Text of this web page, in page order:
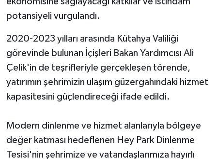
potansiyeli vurgulandı.
2020-2023 yılları arasında Kütahya Valiliği
görevinde bulunan İçişleri Bakan Yardımcısı Ali
Çelik'in de teşrifleriyle gerçekleşen törende,
yatırımın şehrimizin ulaşım güzergahındaki hizmet
kapasitesini güçlendireceği ifade edildi.
Modern dinlenme ve hizmet alanlarıyla bölgeye
değer katması hedeflenen Hey Park Dinlenme
Tesisi'nin şehrimize ve vatandaşlarımıza hayırlı